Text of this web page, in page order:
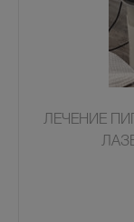
ЛЕЧЕНИЕ